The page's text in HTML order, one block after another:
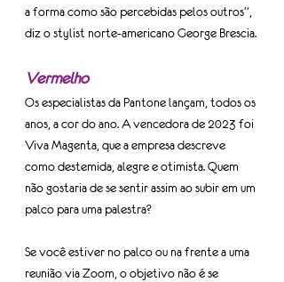
a forma como são percebidas pelos outros”,
diz o stylist norte-americano George Brescia.
Vermelho
Os especialistas da Pantone lançam, todos os
anos, a cor do ano. A vencedora de 2023 foi
Viva Magenta, que a empresa descreve
como destemida, alegre e otimista. Quem
não gostaria de se sentir assim ao subir em um
palco para uma palestra?
Se você estiver no palco ou na frente a uma
reunião via Zoom, o objetivo não é se